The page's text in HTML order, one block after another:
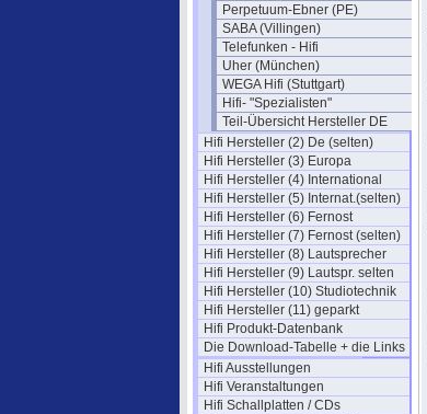
Perpetuum-Ebner (PE)
SABA (Villingen)
Telefunken - Hifi
Uher (München)
WEGA Hifi (Stuttgart)
Hifi- "Spezialisten"
Teil-Übersicht Hersteller DE
Hifi Hersteller (2) De (selten)
Hifi Hersteller (3) Europa
Hifi Hersteller (4) International
Hifi Hersteller (5) Internat.(selten)
Hifi Hersteller (6) Fernost
Hifi Hersteller (7) Fernost (selten)
Hifi Hersteller (8) Lautsprecher
Hifi Hersteller (9) Lautspr. selten
Hifi Hersteller (10) Studiotechnik
Hifi Hersteller (11) geparkt
Hifi Produkt-Datenbank
Die Download-Tabelle + die Links
Hifi Ausstellungen
Hifi Veranstaltungen
Hifi Schallplatten / CDs